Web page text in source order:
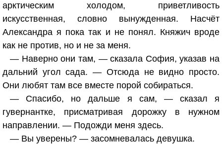
арктическим холодом, приветливость
искусственная, словно вынужденная. Насчёт
Александра я пока так и не понял. Княжич вроде
как не против, но и не за меня.
— Наверно они там, — сказала София, указав на
дальний угол сада. — Отсюда не видно просто.
Они любят там все вместе порой собираться.
— Спасибо, но дальше я сам, — сказал я
гувернантке, присматривая дорожку в нужном
направлении. — Подожди меня здесь.
— Вы уверены? — засомневалась девушка.